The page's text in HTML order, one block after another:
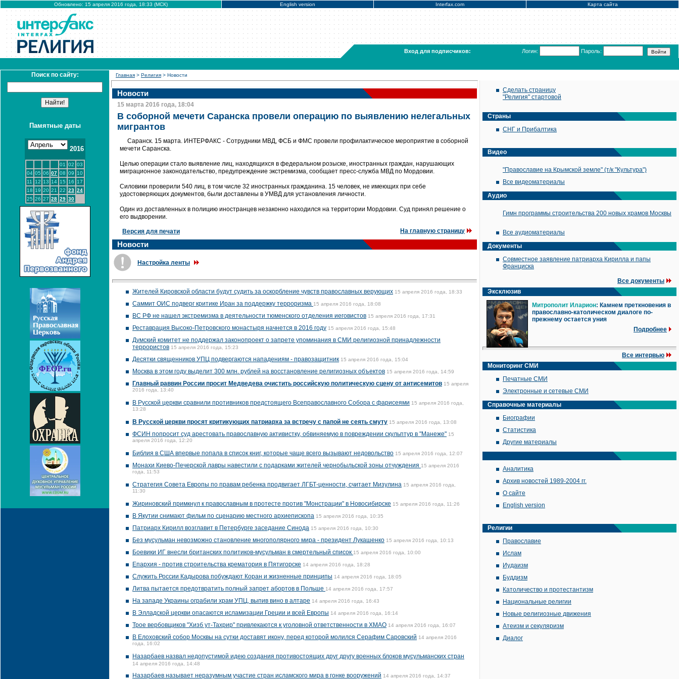
Обновлено: 15 апреля 2016 года, 18:33 (МСК) English version Interfax.com Карта сайта
Вход для подписчиков: Логин: Пароль:
Поиск по сайту:
Памятные даты
2016
01 02 03
04 05 06 07 08 09
10
11
12 13 14 15 16
17
18 19 20 21 22 23 24
25 26 27 28 29 30
Главная > Религия > Новости
Новости
15 марта 2016 года, 18:04
В соборной мечети Саранска провели операцию по выявлению нелегальных
мигрантов
Саранск. 15 марта. ИНТЕРФАКС - Сотрудники МВД, ФСБ и ФМС провели профилактическое мероприятие в соборной
мечети Саранска.
Целью операции стало выявление лиц, находящихся в федеральном розыске, иностранных граждан, нарушающих
миграционное законодательство, предупреждение экстремизма, сообщает пресс-служба МВД по Мордовии.
Силовики проверили 540 лиц, в том числе 32 иностранных гражданина. 15 человек, не имеющих при себе
удостоверяющих документов, были доставлены в УМВД для установления личности.
Один из доставленных в полицию иностранцев незаконно находился на территории Мордовии. Суд принял решение о
его выдворении.
Версия для печати На главную страницу
Новости
Настройка ленты
Жителей Кировской области будут судить за оскорбление чувств православных верующих 15 апреля 2016 года, 18:33
Саммит ОИС подверг критике Иран за поддержку терроризма 15 апреля 2016 года, 18:08
ВС РФ не нашел экстремизма в деятельности тюменского отделения иеговистов 15 апреля 2016 года, 17:31
Реставрация Высоко-Петровского монастыря начнется в 2016 году 15 апреля 2016 года, 15:48
Думский комитет не поддержал законопроект о запрете упоминания в СМИ религиозной принадлежности
террористов 15 апреля 2016 года, 15:23
Десятки священников УПЦ подвергаются нападениям - правозащитник 15 апреля 2016 года, 15:04
Москва в этом году выделит 300 млн. рублей на восстановление религиозных объектов 15 апреля 2016 года, 14:59
Главный раввин России просит Медведева очистить российскую политическую сцену от антисемитов 15 апреля
2016 года, 13:40
В Русской церкви сравнили противников предстоящего Всеправославного Собора с фарисеями 15 апреля 2016 года,
13:28
В Русской церкви просят критикующих патриарха за встречу с папой не сеять смуту 15 апреля 2016 года, 13:08
ФСИН попросит суд арестовать православную активистку, обвиняемую в повреждении скульптур в "Манеже" 15
апреля 2016 года, 12:20
Библия в США впервые попала в список книг, которые чаще всего вызывают недовольство 15 апреля 2016 года, 12:07
Монахи Киево-Печерской лавры навестили с подарками жителей чернобыльской зоны отчуждения 15 апреля 2016
года, 11:53
Стратегия Совета Европы по правам ребенка продвигает ЛГБТ-ценности, считает Мизулина 15 апреля 2016 года,
11:30
Жириновский примкнул к православным в протесте против "Монстрации" в Новосибирске 15 апреля 2016 года, 11:26
В Якутии снимают фильм по сценарию местного архиепископа 15 апреля 2016 года, 10:35
Патриарх Кирилл возглавит в Петербурге заседание Синода 15 апреля 2016 года, 10:30
Без мусульман невозможно становление многополярного мира - президент Лукашенко 15 апреля 2016 года, 10:13
Боевики ИГ внесли британских политиков-мусульман в смертельный список 15 апреля 2016 года, 10:00
Епархия - против строительства крематория в Пятигорске 14 апреля 2016 года, 18:28
Служить России Кадырова побуждают Коран и жизненные принципы 14 апреля 2016 года, 18:05
Литва пытается предотвратить полный запрет абортов в Польше 14 апреля 2016 года, 17:57
На западе Украины ограбили храм УПЦ, выпив вино в алтаре 14 апреля 2016 года, 16:43
В Элладской церкви опасаются исламизации Греции и всей Европы 14 апреля 2016 года, 16:14
Трое вербовщиков "Хизб ут-Тахрир" привлекаются к уголовной ответственности в ХМАО 14 апреля 2016 года, 16:07
В Елоховский собор Москвы на сутки доставят икону, перед которой молился Серафим Саровский 14 апреля 2016
года, 16:02
Назарбаев назвал недопустимой идею создания противостоящих друг другу военных блоков мусульманских стран
14 апреля 2016 года, 14:48
Назарбаев называет неразумным участие стран исламского мира в гонке вооружений 14 апреля 2016 года, 14:37
Сделать страницу
"Религия" стартовой
Страны
СНГ и Прибалтика
Видео
"Православие на Крымской земле" (т/к "Культура")
Все видеоматериалы
Аудио
Гимн программы строительства 200 новых храмов Москвы
Все аудиоматериалы
Документы
Совместное заявление патриарха Кирилла и папы
Франциска
Все документы
Эксклюзив
Митрополит Иларион: Камнем преткновения в
православно-католическом диалоге по-
прежнему остается уния
Подробнее
Все интервью
Мониторинг СМИ
Печатные СМИ
Электронные и сетевые СМИ
Справочные материалы
Биографии
Статистика
Другие материалы
Аналитика
Архив новостей 1989-2004 гг.
О сайте
English version
Религии
Православие
Ислам
Иудаизм
Буддизм
Католичество и протестантизм
Национальные религии
Новые религиозные движения
Атеизм и секуляризм
Диалог